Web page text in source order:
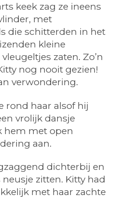
keek zag ze ineens
met
die schitterden in het
kleine
zaten. Zo’n
nog nooit gezien!
verwondering.
rond haar alsof hij
vrolijk dansje
hem met open
aan.
dichterbij en
zitten. Kitty had
met haar zachte